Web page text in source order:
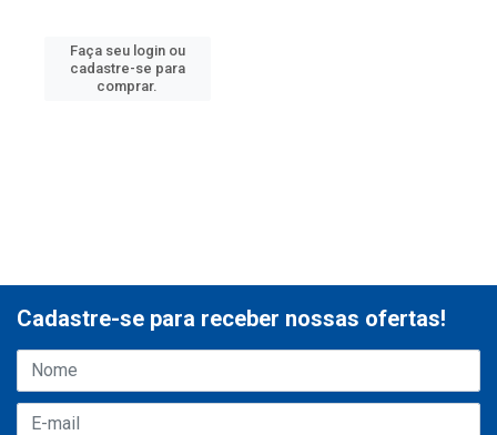
Faça seu login ou
cadastre-se para
comprar.
Cadastre-se para receber nossas ofertas!